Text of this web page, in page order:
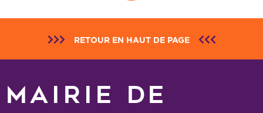
RETOUR EN HAUT DE PAGE
MAIRIE DE